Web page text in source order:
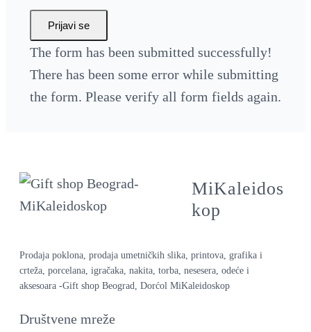
Prijavi se
The form has been submitted successfully!
There has been some error while submitting
the form. Please verify all form fields again.
MiKaleidos
kop
Prodaja poklona, prodaja umetničkih slika, printova, grafika i
crteža, porcelana, igračaka, nakita, torba, nesesera, odeće i
aksesoara -Gift shop Beograd, Dorćol MiKaleidoskop
Društvene mreže